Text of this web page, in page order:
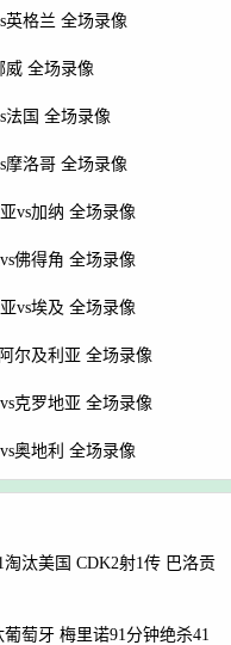
英格兰 全场录像
威 全场录像
法国 全场录像
摩洛哥 全场录像
vs加纳 全场录像
佛得角 全场录像
vs埃及 全场录像
尔及利亚 全场录像
克罗地亚 全场录像
奥地利 全场录像
汰美国 CDK2射1传 巴洛贡
萄牙 梅里诺91分钟绝杀41